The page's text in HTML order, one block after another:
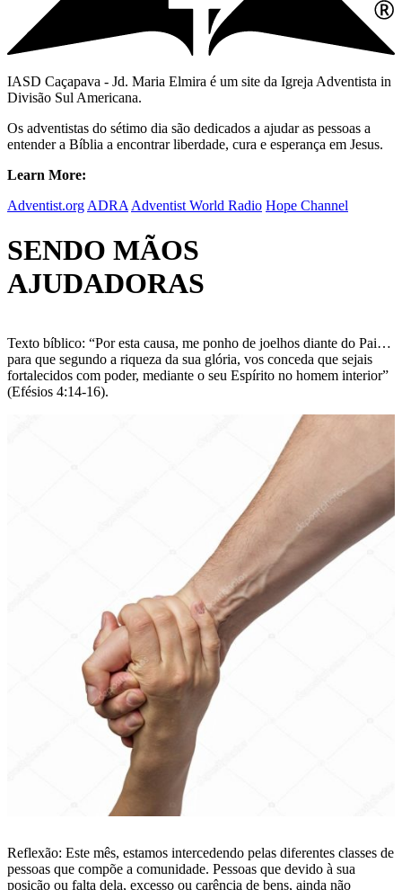
IASD Caçapava - Jd. Maria Elmira é um site da Igreja Adventista in
Divisão Sul Americana.
Os adventistas do sétimo dia são dedicados a ajudar as pessoas a
entender a Bíblia a encontrar liberdade, cura e esperança em Jesus.
Learn More:
Adventist.org ADRA Adventist World Radio Hope Channel
SENDO MÃOS
AJUDADORAS
Texto bíblico: “Por esta causa, me ponho de joelhos diante do Pai…
para que segundo a riqueza da sua glória, vos conceda que sejais
fortalecidos com poder, mediante o seu Espírito no homem interior”
(Efésios 4:14-16).
Reflexão: Este mês, estamos intercedendo pelas diferentes classes de
pessoas que compõe a comunidade. Pessoas que devido à sua
posição ou falta dela, excesso ou carência de bens, ainda não